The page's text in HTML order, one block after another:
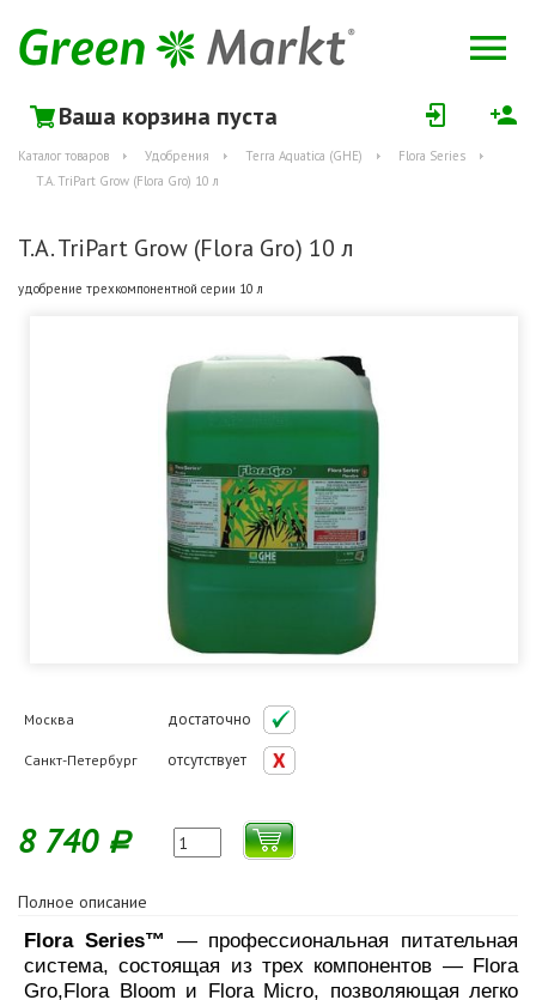
Ваша корзина пуста
Каталог товаров Удобрения Terra Aquatica (GHE)
Flora Series
T.A. TriPart Grow (Flora Gro) 10 л
T.A. TriPart Grow (Flora Gro) 10 л
удобрение трехкомпонентной серии 10 л
Москва достаточно
Санкт-Петербург отсутствует
8 740 Р
Полное описание
Flora Series™ — профессиональная питательная
система, состоящая из трех компонентов — Flora
Gro,Flora Bloom и Flora Micro, позволяющая легко